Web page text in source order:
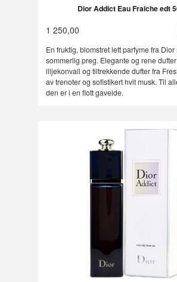
Dior Addict Eau Fraiche edt
1 250,00
En fruktig, blomstret lett parfyme fra Dior
sommerlig preg. Elegante og rene
liljekonvall og tiltrekkende dufter fra
av trenoter og sofistikert hvit musk. Til
den er i en flott gaveide.